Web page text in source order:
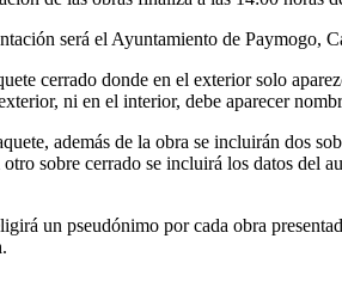
será el Ayuntamiento de Paymogo,
cerrado donde en el exterior solo
ni en el interior, debe aparecer
además de la obra se incluirán dos
sobre cerrado se incluirá los datos
un pseudónimo por cada obra